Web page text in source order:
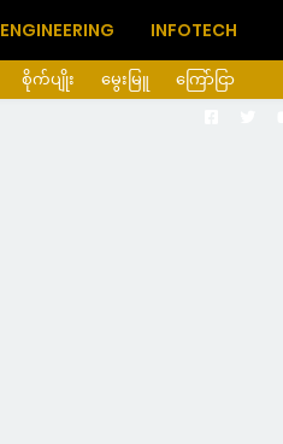
ENGINEERING INFOTECH
စိုက်ပျိုး မွေးမြူ ကြော်ငြာ